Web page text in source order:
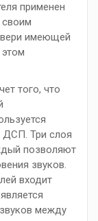
применен
имеющей
того, что
ДСП. Три слоя
позволяют
звуков.
входит
между